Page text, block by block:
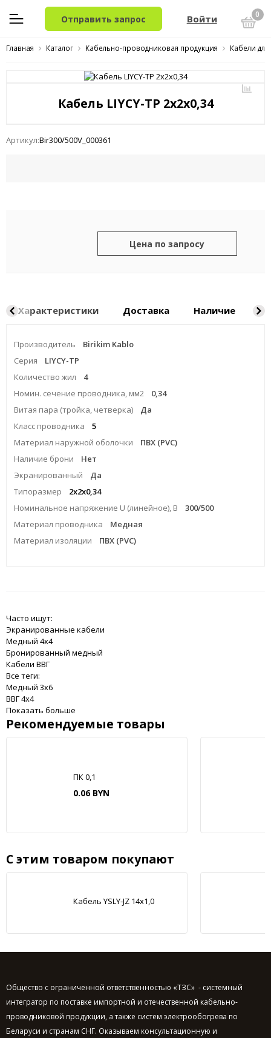
Отправить запрос Войти 0
Главная Каталог Кабельно-проводниковая продукция Кабели
Кабель LIYCY-TP 2x2x0,34
Артикул:Bir300/500V_000361
Цена по запросу
Характеристики Доставка Наличие
Производитель
Birikim Kablo
Серия
LIYCY-TP
Количество жил
4
Номин. сечение проводника, мм2
0,34
Витая пара (тройка, четверка)
Да
Класс проводника
5
Материал наружной оболочки
ПВХ (PVC)
Наличие брони
Нет
Экранированный
Да
Типоразмер
2x2x0,34
Номинальное напряжение U (линейное), В
300/500
Материал проводника
Медная
Материал изоляции
ПВХ (PVC)
Часто ищут:
Экранированные кабели
Медный 4x4
Бронированный медный
Кабели ВВГ
Все теги:
Медный 3x6
ВВГ 4x4
Показать больше
Рекомендуемые товары
ПК 0,1
0.06 BYN
С этим товаром покупают
Кабель YSLY-JZ 14x1,0
Общество с ограниченной ответственностью «ТЗС» - системный
интегратор по поставке импортной и отечественной кабельно-
проводниковой продукции, а также систем электрообогрева по
Беларуси и странам СНГ. Оказываем консультационную и